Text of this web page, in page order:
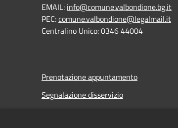
EMAIL: info@comune.valbondione.bg.it
PEC:comune.valbondione@legalmail.it
Centralino Unico: 0346 44004
Prenotazione appuntamento
Segnalazione disservizio